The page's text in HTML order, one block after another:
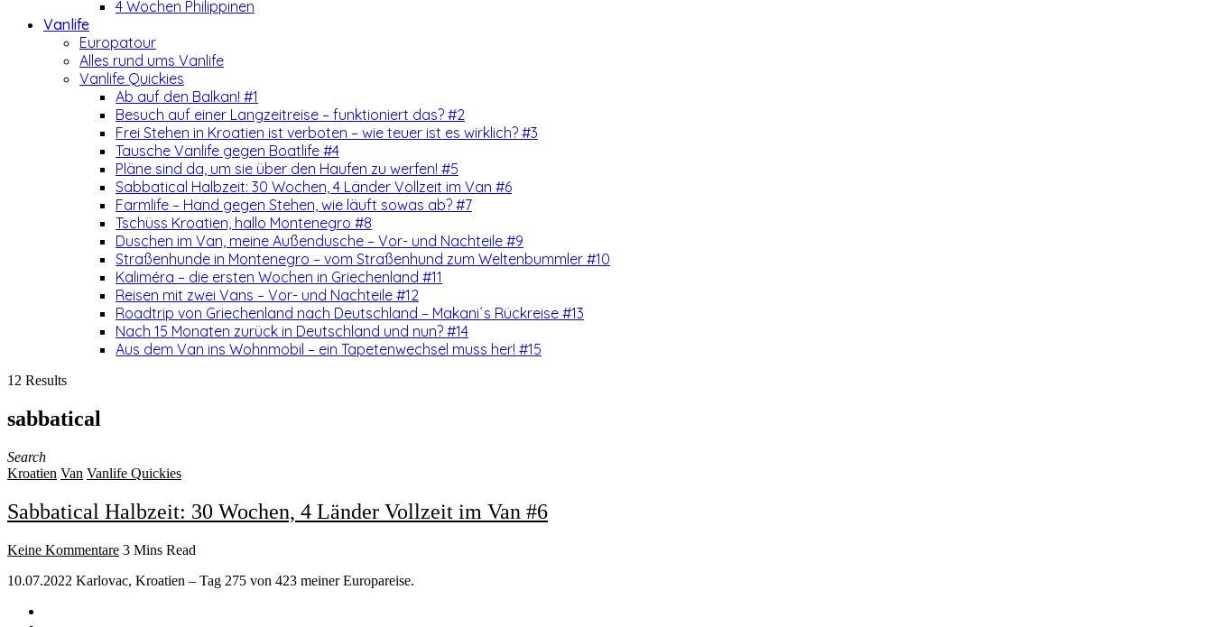
4 Wochen Philippinen
Vanlife
Europatour
Alles rund ums Vanlife
Vanlife Quickies
Ab auf den Balkan! #1
Besuch auf einer Langzeitreise – funktioniert das? #2
Frei Stehen in Kroatien ist verboten – wie teuer ist es wirklich? #3
Tausche Vanlife gegen Boatlife #4
Pläne sind da, um sie über den Haufen zu werfen! #5
Sabbatical Halbzeit: 30 Wochen, 4 Länder Vollzeit im Van #6
Farmlife – Hand gegen Stehen, wie läuft sowas ab? #7
Tschüss Kroatien, hallo Montenegro #8
Duschen im Van, meine Außendusche – Vor- und Nachteile #9
Straßenhunde in Montenegro – vom Straßenhund zum Weltenbummler #10
Kaliméra – die ersten Wochen in Griechenland #11
Reisen mit zwei Vans – Vor- und Nachteile #12
Roadtrip von Griechenland nach Deutschland – Makani´s Rückreise #13
Nach 15 Monaten zurück in Deutschland und nun? #14
Aus dem Van ins Wohnmobil – ein Tapetenwechsel muss her! #15
12 Results
sabbatical
Search
Kroatien Van Vanlife Quickies
Sabbatical Halbzeit: 30 Wochen, 4 Länder Vollzeit im Van #6
Keine Kommentare 3 Mins Read
10.07.2022 Karlovac, Kroatien – Tag 275 von 423 meiner Europareise.